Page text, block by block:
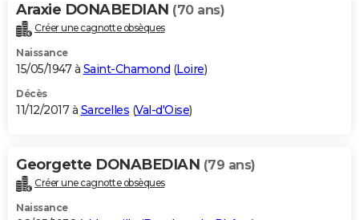
Araxie DONABEDIAN (70 ans)
Créer une cagnotte obsèques
Naissance
15/05/1947 à Saint-Chamond (Loire)
Décès
11/12/2017 à Sarcelles (Val-d'Oise)
Georgette DONABEDIAN (79 ans)
Créer une cagnotte obsèques
Naissance